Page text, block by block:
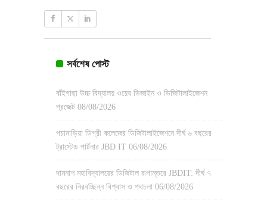
সর্বশেষ পোস্ট
বাঁইগাছা উচ্চ বিদ্যালয় ওয়েব ডিজাইন ও ডিজিটালাইজেশন
প্রজেক্ট 08/08/2026
পচামাড়িয়া ডিগ্রী কলেজের ডিজিটালাইজেশনে দীর্ঘ ৬ বছরের
ট্রাস্টেড পার্টনার JBD IT 06/08/2026
দামনাশ মহাবিদ্যালয়ের ডিজিটাল রূপান্তরে JBDIT: দীর্ঘ ৭
বছরের নিরবচ্ছিন্ন বিশ্বাস ও পথচলা 06/08/2026